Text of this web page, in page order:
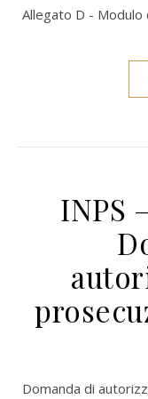
Allegato D -
INPS
Domanda di